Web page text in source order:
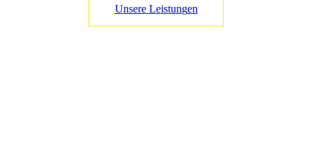
Unsere Leistungen